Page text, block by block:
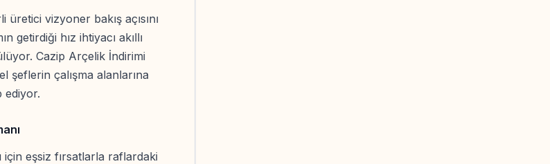
vizyoner bakış açısını
getirdiği hız ihtiyacı akıllı
Cazip Arçelik İndirimi
şeflerin çalışma alanlarına
ediyor.
eşsiz fırsatlarla raflardaki